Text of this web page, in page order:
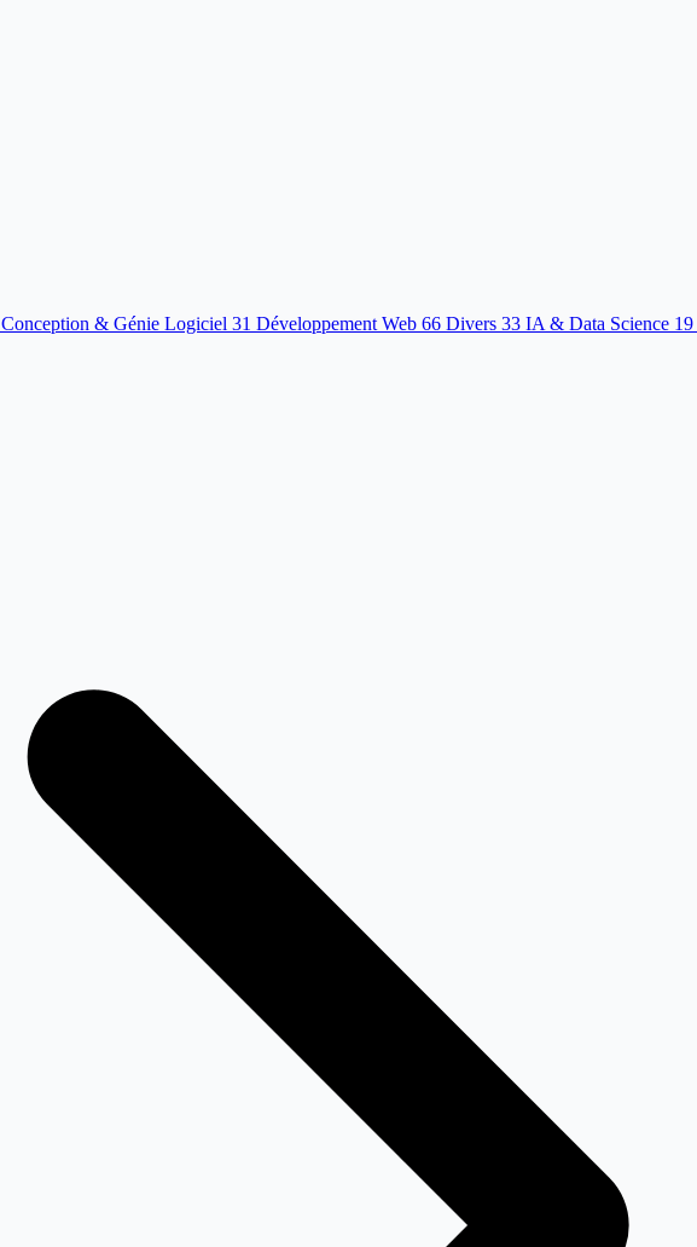
Conception & Génie Logiciel 31 Développement Web 66 Divers 33 IA & Data Science 19